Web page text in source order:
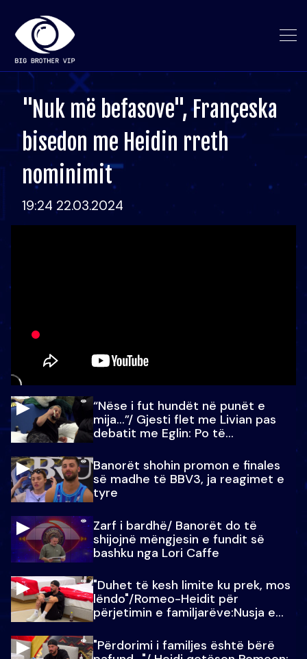
"Nuk më befasove", Françeska
bisedon me Heidin rreth
nominimit
19:24 22.03.2024
“Nëse i fut hundët në punët e
mija…”/ Gjesti flet me Livian pas
debatit me Eglin: Po të
Banorët shohin promon e finales
së madhe të BBV3, ja reagimet e
tyre
Zarf i bardhë/ Banorët do të
shijojnë mëngjesin e fundit së
bashku nga Lori Caffe
"Duhet të kesh limite ku prek, mos
lëndo"/Romeo-Heidit për
përjetimin e familjarëve:Nusja e
"Përdorimi i familjes është bërë